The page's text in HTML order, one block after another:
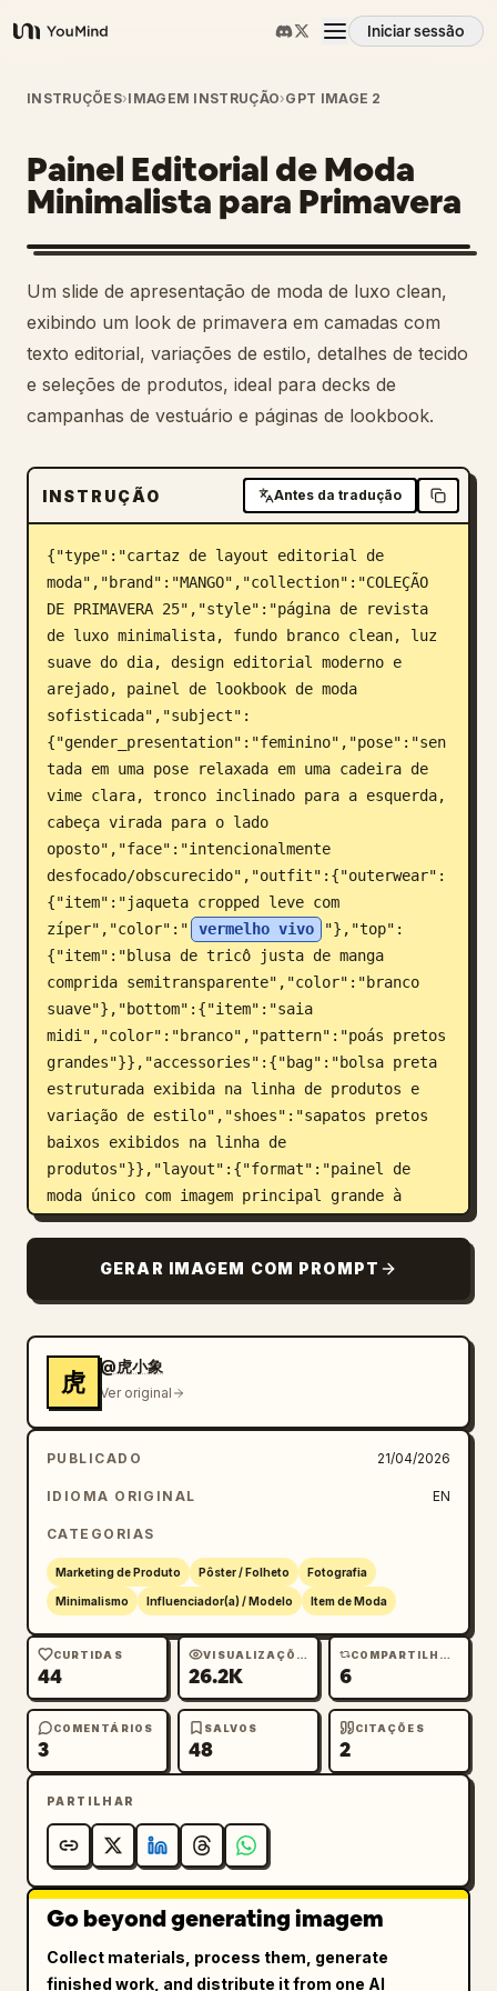
YouMind
Iniciar sessão
Visão geral
Casos de uso
Habilidades
Prompts
Preços
Blogue
Atualizações
INSTRUÇÕES›IMAGEM INSTRUÇÃO›GPT IMAGE 2
Painel Editorial de Moda
Minimalista para Primavera
Um slide de apresentação de moda de luxo clean,
exibindo um look de primavera em camadas com
texto editorial, variações de estilo, detalhes de tecido
e seleções de produtos, ideal para decks de
campanhas de vestuário e páginas de lookbook.
INSTRUÇÃO Antes da tradução
{"type":"cartaz de layout editorial de
moda","brand":"MANGO","collection":"COLEÇÃO
DE PRIMAVERA 25","style":"página de revista
de luxo minimalista, fundo branco clean, luz
suave do dia, design editorial moderno e
arejado, painel de lookbook de moda
sofisticada","subject":
{"gender_presentation":"feminino","pose":"sen
tada em uma pose relaxada em uma cadeira de
vime clara, tronco inclinado para a esquerda,
cabeça virada para o lado
oposto","face":"intencionalmente
desfocado/obscurecido","outfit":{"outerwear":
{"item":"jaqueta cropped leve com
zíper","color":"
vermelho vivo
"},"top":
{"item":"blusa de tricô justa de manga
comprida semitransparente","color":"branco
suave"},"bottom":{"item":"saia
midi","color":"branco","pattern":"poás pretos
grandes"}},"accessories":{"bag":"bolsa preta
estruturada exibida na linha de produtos e
variação de estilo","shoes":"sapatos pretos
baixos exibidos na linha de
produtos"}},"layout":{"format":"painel de
moda único com imagem principal grande à
esquerda e coluna de informações à
de Estilo","position":"superior
direito","count":3,"labels":["01 轻透
{"title":"Variação de
Coordenadas","position":"centro-superior
direito","count":2,"labels":["OFF
WHITE","PALE BLUE"]},
{"title":"DETALHE","position":"superior
direito abaixo da variação de
transparentes","Caimento do
tecido","Estrutura macia"]},{"title":"SELEÇÃO
DE ITENS","position":"centro-inferior
coat","Blusa","Calça","Bolsa","Sapatos"]}],"h
ero_text":{"headline":"
CAMADAS LEVES
","subheadline":"轻层叠穿","body":
["Sobreposições leves de primavera, começando
pelo ar.","Light layering for spring, built
materiais transparentes e silhuetas relaxadas
não serve apenas para exibir o visual, mas
para criar uma relação entre o corpo e o
ar.","Layering is not about structure, it's
about how fabric meets
EDITOR","text":"O look de primavera não
GERAR IMAGEM COM PROMPT
虎
@虎小象
Ver original
PUBLICADO 21/04/2026
IDIOMA ORIGINAL EN
CATEGORIAS
Marketing de Produto Pôster / Folheto Fotografia
Minimalismo Influenciador(a) / Modelo Item de Moda
CURTIDAS
44
VISUALIZAÇÕES
26.2K
COMPARTILHAMENTOS
6
COMENTÁRIOS
3
SALVOS
48
CITAÇÕES
2
PARTILHAR
Go beyond generating imagem
Collect materials, process them, generate
finished work, and distribute it from one AI